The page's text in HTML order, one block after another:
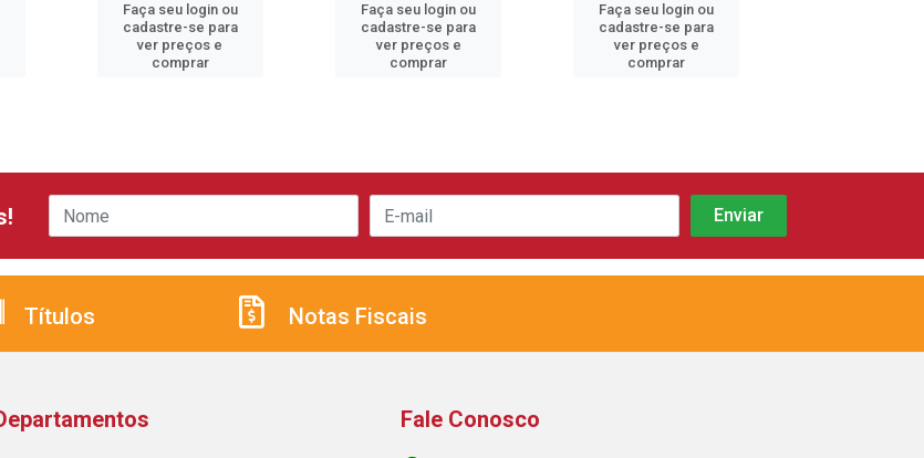
Faça seu login ou
cadastre-se para
ver preços e
comprar
Faça seu login ou
cadastre-se para
ver preços e
comprar
Faça seu login ou
cadastre-se para
ver preços e
comprar
Títulos Notas Fiscais
Fale Conosco